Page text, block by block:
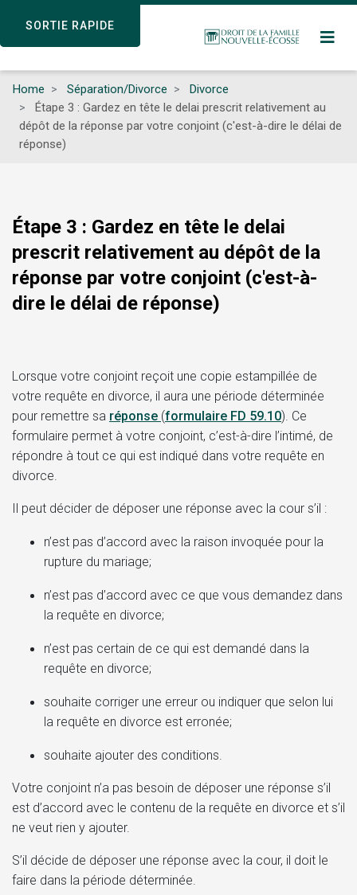
SORTIE RAPIDE
content
SORTIE RAPIDE
Home Séparation/Divorce
Divorce
Étape 3 : Gardez en tête le delai prescrit relativement au
dépôt de la réponse par votre conjoint (c'est-à-dire le délai de
réponse)
Étape 3 : Gardez en tête le delai
prescrit relativement au dépôt de la
réponse par votre conjoint (c'est-à-
dire le délai de réponse)
Lorsque votre conjoint reçoit une copie estampillée de
votre requête en divorce, il aura une période déterminée
pour remettre sa réponse (formulaire FD 59.10). Ce
formulaire permet à votre conjoint, c’est-à-dire l’intimé, de
répondre à tout ce qui est indiqué dans votre requête en
divorce.
Il peut décider de déposer une réponse avec la cour s’il :
n’est pas d’accord avec la raison invoquée pour la
rupture du mariage;
n’est pas d’accord avec ce que vous demandez dans
la requête en divorce;
n’est pas certain de ce qui est demandé dans la
requête en divorce;
souhaite corriger une erreur ou indiquer que selon lui
la requête en divorce est erronée;
souhaite ajouter des conditions.
Votre conjoint n’a pas besoin de déposer une réponse s’il
est d’accord avec le contenu de la requête en divorce et s’il
ne veut rien y ajouter.
S’il décide de déposer une réponse avec la cour, il doit le
faire dans la période déterminée.